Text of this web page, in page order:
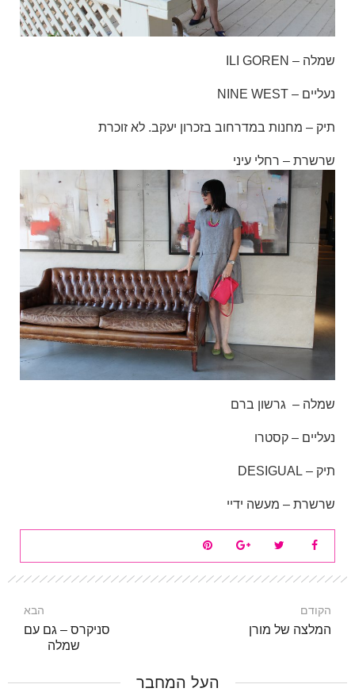
שמלה – ILI GOREN
נעליים – NINE WEST
תיק – מחנות במדרחוב בזכרון יעקב. לא זוכרת
שרשרת – רחלי עיני
שמלה – גרשון ברם
נעליים – קסטרו
תיק – DESIGUAL
שרשרת – מעשה ידיי
הקודם
המלצה של מורן
הבא
סניקרס – גם עם
שמלה
העל המחבר